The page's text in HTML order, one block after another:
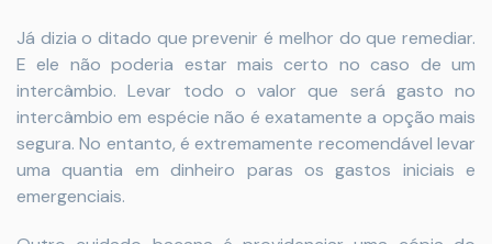
Já dizia o ditado que prevenir é melhor do que remediar.
E ele não poderia estar mais certo no caso de um
intercâmbio. Levar todo o valor que será gasto no
intercâmbio em espécie não é exatamente a opção mais
segura. No entanto, é extremamente recomendável levar
uma quantia em dinheiro paras os gastos iniciais e
emergenciais.